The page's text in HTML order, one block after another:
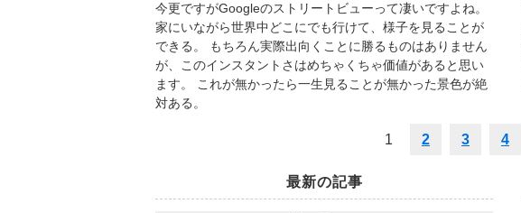
今更ですがGoogleのストリートビューって凄いですよね。
家にいながら世界中どこにでも行けて、様子を見ることが
できる。
もちろん実際出向くことに勝るものはありません
が、このインスタントさはめちゃくちゃ価値があると思い
ます。
これが無かったら一生見ることが無かった景色が絶
対ある。
1 2 3 4
最新の記事